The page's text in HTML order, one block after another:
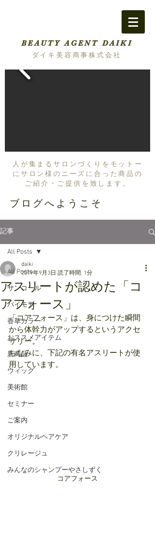
BEAUTY AGENT DAIKI
ダイキ美容商事株式会社
人が集まるサロンづくりをモットー
にサロン様のニーズに合った商品の
ご紹介・ご提供を致します。
ブログへようこそ
記事
All Posts
サンコール
パイモア
香草カラー
おススメアイテム
新商品
ウィッグ
美術館
セミナー
ご案内
オリジナルヘアケア
クリレージュ
みんなのシャンプーやさしずく
All Posts
アスリートが認めた「コ
アフォース」
daiki
2019年9月3日 読了時間: 1分
「コアフォース」は、身につけた瞬間
から体幹力がアップするというアクセ
サリー。
ちなみに、下記の有名アスリートが使
用しています。
コアフォース